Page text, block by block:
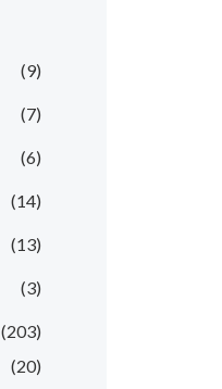
(9)
(7)
(6)
(14)
(13)
(3)
(203)
(20)